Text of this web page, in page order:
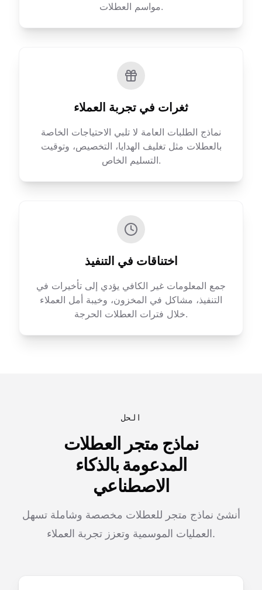
مواسم العطلات.
ثغرات في تجربة العملاء
نماذج الطلبات العامة لا تلبي الاحتياجات الخاصة
بالعطلات مثل تغليف الهدايا، التخصيص، وتوقيت
التسليم الخاص.
اختناقات في التنفيذ
جمع المعلومات غير الكافي يؤدي إلى تأخيرات في
التنفيذ، مشاكل في المخزون، وخيبة أمل العملاء
خلال فترات العطلات الحرجة.
الحل
نماذج متجر العطلات
المدعومة بالذكاء
الاصطناعي
أنشئ نماذج متجر للعطلات مخصصة وشاملة تسهل
العمليات الموسمية وتعزز تجربة العملاء.